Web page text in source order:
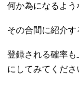
何か為になるよう
その合間に紹介す
登録される確率
にしてみてくださ